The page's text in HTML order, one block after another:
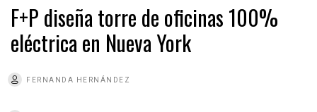
F+P diseña torre de oficinas 100%
eléctrica en Nueva York
FERNANDA HERNÁNDEZ